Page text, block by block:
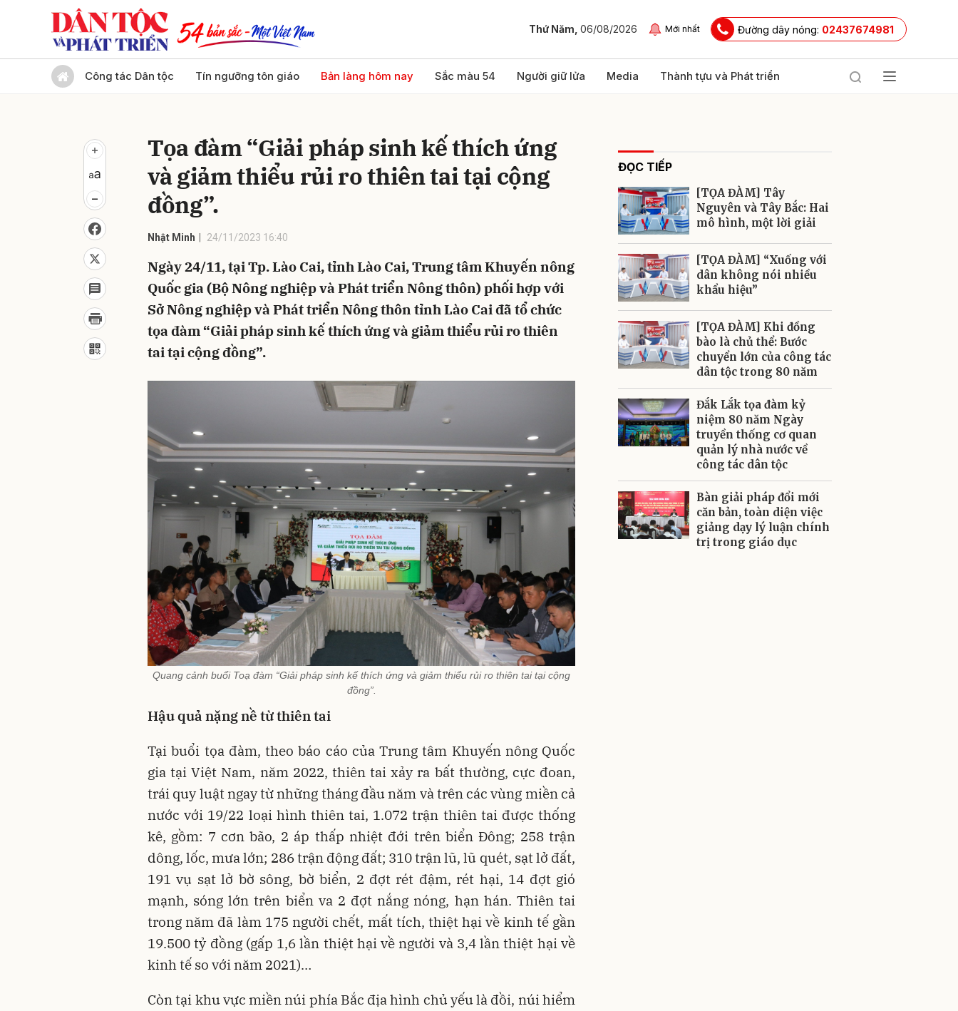
Thứ Năm, 06/08/2026 Mới nhất Đường dây nóng: 02437674981
Công tác Dân tộc Tín ngưỡng tôn giáo Bản làng hôm nay Sắc màu 54 Người giữ lửa Media Thành tựu và Phát triển
Tọa đàm “Giải pháp sinh kế thích ứng
và giảm thiểu rủi ro thiên tai tại cộng
đồng”.
Nhật Minh 24/11/2023 16:40
Ngày 24/11, tại Tp. Lào Cai, tỉnh Lào Cai, Trung tâm Khuyến nông
Quốc gia (Bộ Nông nghiệp và Phát triển Nông thôn) phối hợp với
Sở Nông nghiệp và Phát triển Nông thôn tỉnh Lào Cai đã tổ chức
tọa đàm “Giải pháp sinh kế thích ứng và giảm thiểu rủi ro thiên
tai tại cộng đồng”.
Quang cảnh buổi Toạ đàm “Giải pháp sinh kế thích ứng và giảm thiểu rủi ro thiên tai tại cộng
đồng”.
Hậu quả nặng nề từ thiên tai
Tại buổi tọa đàm, theo báo cáo của Trung tâm Khuyến nông Quốc
gia tại Việt Nam, năm 2022, thiên tai xảy ra bất thường, cực đoan,
trái quy luật ngay từ những tháng đầu năm và trên các vùng miền cả
nước với 19/22 loại hình thiên tai, 1.072 trận thiên tai được thống
kê, gồm: 7 cơn bão, 2 áp thấp nhiệt đới trên biển Đông; 258 trận
dông, lốc, mưa lớn; 286 trận động đất; 310 trận lũ, lũ quét, sạt lở đất,
191 vụ sạt lở bờ sông, bờ biển, 2 đợt rét đậm, rét hại, 14 đợt gió
mạnh, sóng lớn trên biển va 2 đợt nắng nóng, hạn hán. Thiên tai
trong năm đã làm 175 người chết, mất tích, thiệt hại về kinh tế gần
19.500 tỷ đồng (gấp 1,6 lần thiệt hại về người và 3,4 lần thiệt hại về
kinh tế so với năm 2021)…
Còn tại khu vực miền núi phía Bắc địa hình chủ yếu là đồi, núi hiểm
ĐỌC TIẾP
[TỌA ĐÀM] Tây
Nguyên và Tây Bắc: Hai
mô hình, một lời giải
[TỌA ĐÀM] “Xuống với
dân không nói nhiều
khẩu hiệu”
[TỌA ĐÀM] Khi đồng
bào là chủ thể: Bước
chuyển lớn của công tác
dân tộc trong 80 năm
Đắk Lắk tọa đàm kỷ
niệm 80 năm Ngày
truyền thống cơ quan
quản lý nhà nước về
công tác dân tộc
Bàn giải pháp đổi mới
căn bản, toàn diện việc
giảng dạy lý luận chính
trị trong giáo dục
Gửi bình luận
Gửi